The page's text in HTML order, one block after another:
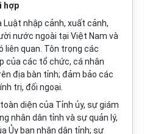
hợp
Luật nhập cảnh, xuất cảnh,
nước ngoài tại Việt Nam và
liên quan. Tôn trọng các
của các tổ chức, cá nhân
địa bàn tỉnh; đảm bảo các
trị, đối ngoại.
diện của Tỉnh ủy, sự giám
nhân dân tỉnh và sự quản lý,
Ủy ban nhân dân tỉnh; sự